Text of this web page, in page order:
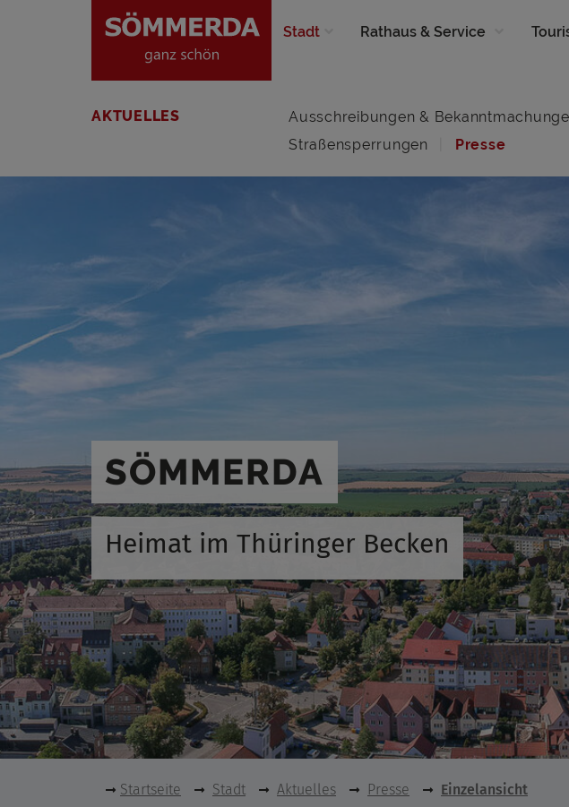
Stadt Rathaus & Service
AKTUELLES Ausschreibungen &
Straßensperrungen
Presse
SÖMMERDA
Heimat im Thüringer Becken
Startseite Stadt Aktuelles Presse Einzelansicht